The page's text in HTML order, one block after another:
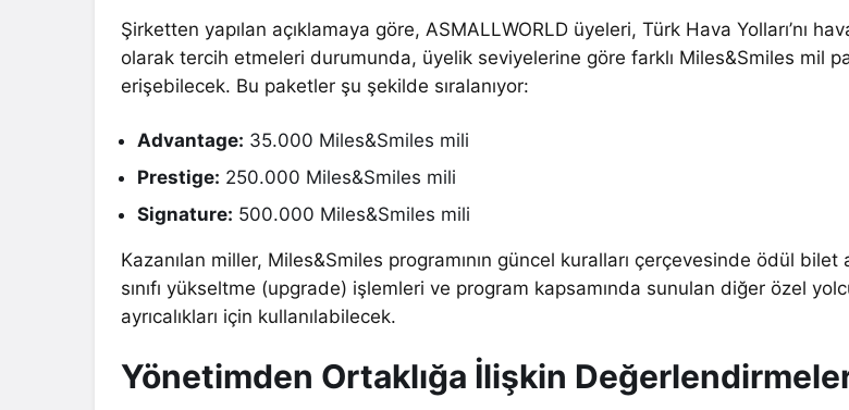
Şirketten yapılan açıklamaya göre, ASMALLWORLD üyeleri, Türk Hava Yolları’nı
olarak tercih etmeleri durumunda, üyelik seviyelerine göre farklı Miles&Smiles mil
erişebilecek. Bu paketler şu şekilde sıralanıyor:
Advantage: 35.000 Miles&Smiles mili
Prestige: 250.000 Miles&Smiles mili
Signature: 500.000 Miles&Smiles mili
Kazanılan miller, Miles&Smiles programının güncel kuralları çerçevesinde ödül bilet
sınıfı yükseltme (upgrade) işlemleri ve program kapsamında sunulan diğer özel
ayrıcalıkları için kullanılabilecek.
Yönetimden Ortaklığa İlişkin